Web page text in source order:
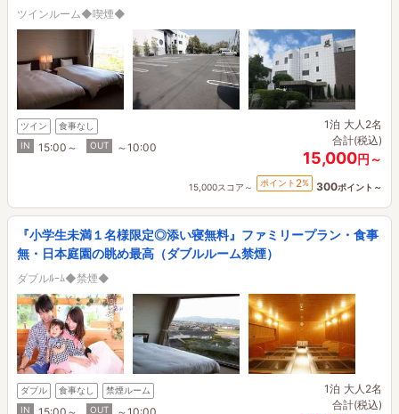
ツインルーム◆喫煙◆
ツイン
食事なし
IN
15:00～ OUT ～10:00
1泊 大人2名
合計(税込)
15,000円～
15,000スコア～ ポイント 2% 300ポイント～
『小学生未満１名様限定◎添い寝無料』ファミリープラン・食事
無・日本庭園の眺め最高（ダブルルーム禁煙）
ダブルﾙｰﾑ◆禁煙◆
ダブル 食事なし
禁煙ルーム
IN
OUT
1泊 大人2名
合計(税込)